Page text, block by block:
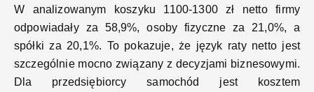
W analizowanym koszyku 1100-1300 zł netto firmy
odpowiadały za 58,9%, osoby fizyczne za 21,0%, a
spółki za 20,1%. To pokazuje, że język raty netto jest
szczególnie mocno związany z decyzjami biznesowymi.
Dla przedsiębiorcy samochód jest kosztem